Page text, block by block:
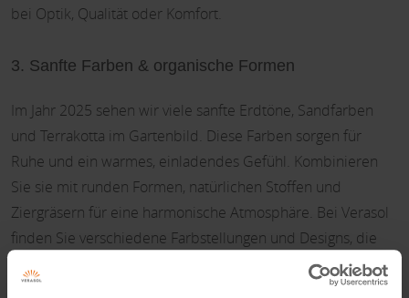
bei Optik, Qualität oder Komfort.
3. Sanfte Farben & organische Formen
Im Jahr 2025 sehen wir viele sanfte Erdtöne, Sandfarben
und Terrakotta im Gartenbild. Diese Farben sorgen für
Ruhe und ein warmes, einladendes Gefühl. Kombinieren
Sie sie mit runden Formen, natürlichen Stoffen und
Ziergräsern für eine harmonische Atmosphäre. Bei Verasol
finden Sie verschiedene Farbstellungen und Designs, die